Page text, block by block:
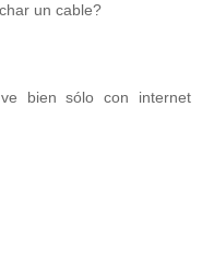
un cable?
bien sólo con internet